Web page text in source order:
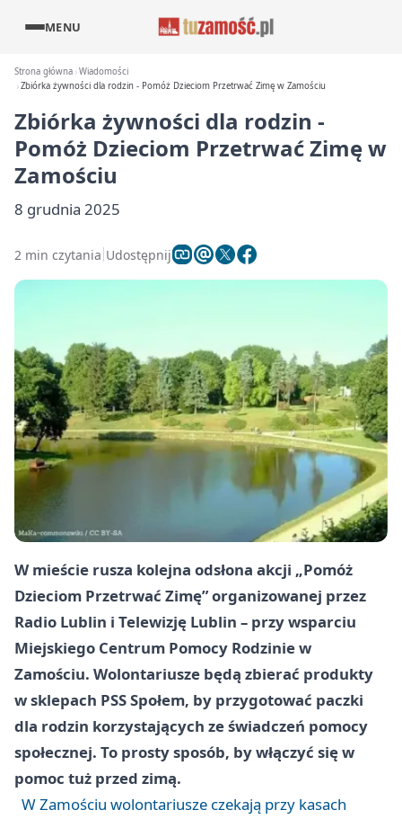
MENU
Strona główna Wiadomości
Zbiórka żywności dla rodzin - Pomóż Dzieciom Przetrwać Zimę w Zamościu
Zbiórka żywności dla rodzin -
Pomóż Dzieciom Przetrwać Zimę w
Zamościu
8 grudnia 2025
2 min czytania Udostępnij
W mieście rusza kolejna odsłona akcji „Pomóż
Dzieciom Przetrwać Zimę” organizowanej przez
Radio Lublin i Telewizję Lublin – przy wsparciu
Miejskiego Centrum Pomocy Rodzinie w
Zamościu. Wolontariusze będą zbierać produkty
w sklepach PSS Społem, by przygotować paczki
dla rodzin korzystających ze świadczeń pomocy
społecznej. To prosty sposób, by włączyć się w
pomoc tuż przed zimą.
W Zamościu wolontariusze czekają przy kasach